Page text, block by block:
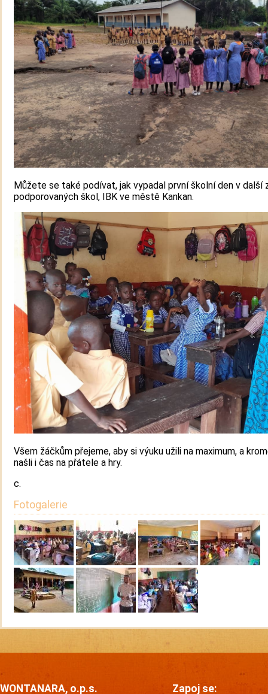
Můžete se také podívat, jak vypadal první školní den v další
podporovaných škol, IBK ve městě Kankan.
Všem žáčkům přejeme, aby si výuku užili na maximum, a
našli i čas na přátele a hry.
c.
Fotogalerie
WONTANARA, o.p.s. Zapoj se: